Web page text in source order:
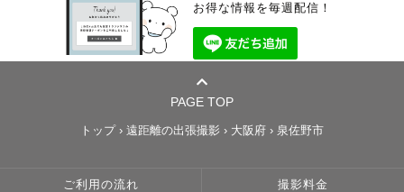
お得な情報を毎週配信！
PAGE TOP
トップ › 遠距離の出張撮影 › 大阪府 › 泉佐野市
ご利用の流れ 撮影料金